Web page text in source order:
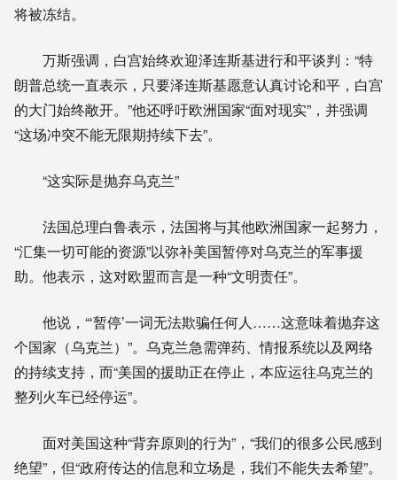
将被冻结。
万斯强调，白宫始终欢迎泽连斯基进行和平谈判：“特
朗普总统一直表示，只要泽连斯基愿意认真讨论和平，白宫
的大门始终敞开。”他还呼吁欧洲国家“面对现实”，并强调
“这场冲突不能无限期持续下去”。
“这实际是抛弃乌克兰”
法国总理白鲁表示，法国将与其他欧洲国家一起努力，
“汇集一切可能的资源”以弥补美国暂停对乌克兰的军事援
助。他表示，这对欧盟而言是一种“文明责任”。
他说，“‘暂停’一词无法欺骗任何人……这意味着抛弃这
个国家（乌克兰）”。乌克兰急需弹药、情报系统以及网络
的持续支持，而“美国的援助正在停止，本应运往乌克兰的
整列火车已经停运”。
面对美国这种“背弃原则的行为”，“我们的很多公民感到
绝望”，但“政府传达的信息和立场是，我们不能失去希望”。